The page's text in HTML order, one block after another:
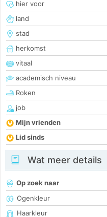
hier voor
land
stad
herkomst
vitaal
academisch niveau
Roken
job
Mijn vrienden
Lid sinds
Wat meer details
Op zoek naar
Ogenkleur
Haarkleur